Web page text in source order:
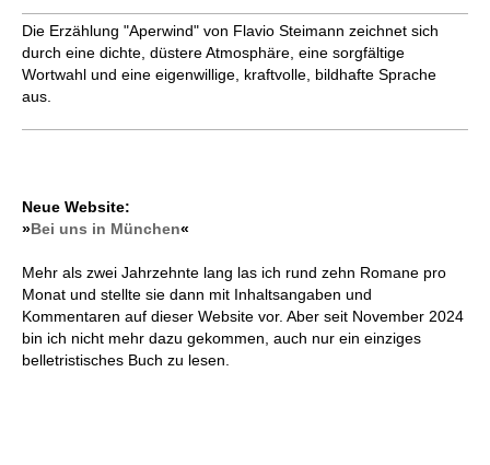
Die Erzählung "Aperwind" von Flavio Steimann zeichnet sich
durch eine dichte, düstere Atmosphäre, eine sorgfältige
Wortwahl und eine eigenwillige, kraftvolle, bildhafte Sprache
aus.
Neue Website:
»Bei uns in München«
Mehr als zwei Jahrzehnte lang las ich rund zehn Romane pro
Monat und stellte sie dann mit Inhaltsangaben und
Kommentaren auf dieser Website vor. Aber seit November 2024
bin ich nicht mehr dazu gekommen, auch nur ein einziges
belletristisches Buch zu lesen.